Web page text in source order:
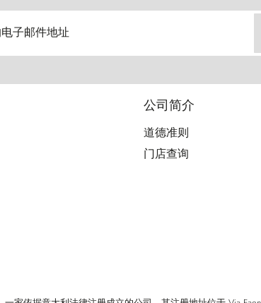
子邮件地址
公司简介
道德准则
门店查询